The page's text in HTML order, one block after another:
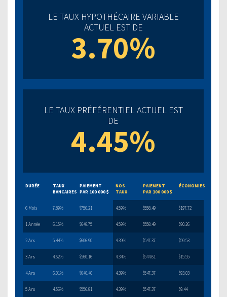
LE TAUX HYPOTHÉCAIRE VARIABLE
ACTUEL EST DE
3.70%
LE TAUX PRÉFÉRENTIEL ACTUEL EST
DE
4.45%
DURÉE
TAUX
BANCAIRES
PAIEMENT
PAR 100 000 $
NOS
TAUX
PAIEMENT
PAR 100 000 $
ÉCONOMIES
6 Mois 7.89% $756.21 4.59% $558.49 $197.72
1 Année 6.15% $648.75 4.59% $558.49 $90.26
2 Ans 5.44% $606.90 4.39% $547.37 $59.53
3 Ans 4.62% $560.16 4.34% $544.61 $15.55
4 Ans 6.01% $640.40 4.39% $547.37 $93.03
5 Ans 4.56% $556.81 4.39% $547.37 $9.44